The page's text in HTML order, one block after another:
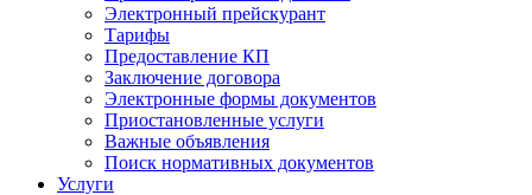
Электронный прейскурант
Тарифы
Предоставление КП
Заключение договора
Электронные формы документов
Приостановленные услуги
Важные объявления
Поиск нормативных документов
Услуги